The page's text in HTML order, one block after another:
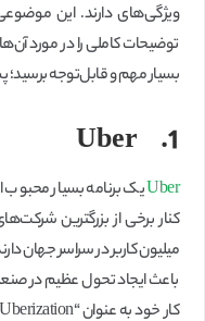
ویژگی‌های دارند. این
توضیحات کاملی را در مورد
بسیار مهم و قابل‌توجه برسید؛
1.
Uber
Uberیک برنامه بسیار
میلیون کاربر در سراسر جهان
باعث ایجاد تحول عظیم در